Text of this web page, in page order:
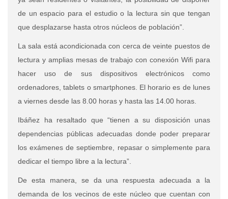
de un espacio para el estudio o la lectura sin que tengan
que desplazarse hasta otros núcleos de población”.
La sala está acondicionada con cerca de veinte puestos de
lectura y amplias mesas de trabajo con conexión Wifi para
hacer uso de sus dispositivos electrónicos como
ordenadores, tablets o smartphones. El horario es de lunes
a viernes desde las 8.00 horas y hasta las 14.00 horas.
Ibáñez ha resaltado que “tienen a su disposición unas
dependencias públicas adecuadas donde poder preparar
los exámenes de septiembre, repasar o simplemente para
dedicar el tiempo libre a la lectura”.
De esta manera, se da una respuesta adecuada a la
demanda de los vecinos de este núcleo que cuentan con